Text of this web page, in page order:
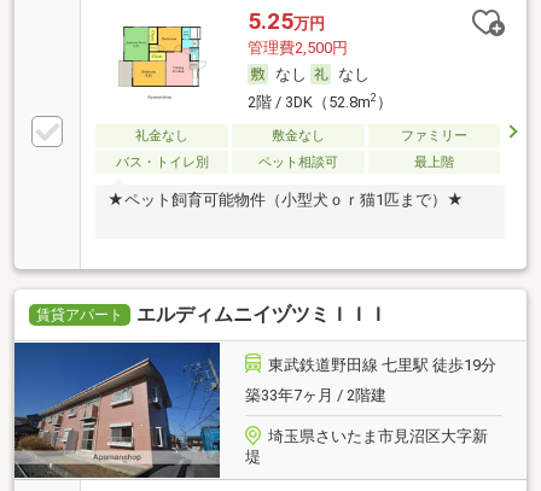
5.25万円
管理費2,500円
なし
なし
2階 / 3DK（52.8m2）
礼金なし 敷金なし
ファミリー
バス・トイレ別
ペット相談可 最上階
★ペット飼育可能物件（小型犬ｏｒ猫1匹まで）★
賃貸アパート エルディムニイヅツミＩＩＩ
東武鉄道野田線 七里駅 徒歩19分
築33年7ヶ月 / 2階建
埼玉県さいたま市見沼区大字新
堤